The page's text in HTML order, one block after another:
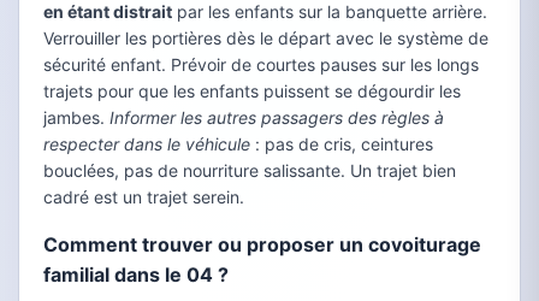
en étant distrait par les enfants sur la banquette arrière.
Verrouiller les portières dès le départ avec le système de
sécurité enfant. Prévoir de courtes pauses sur les longs
trajets pour que les enfants puissent se dégourdir les
jambes. Informer les autres passagers des règles à
respecter dans le véhicule : pas de cris, ceintures
bouclées, pas de nourriture salissante. Un trajet bien
cadré est un trajet serein.
Comment trouver ou proposer un covoiturage
familial dans le 04 ?